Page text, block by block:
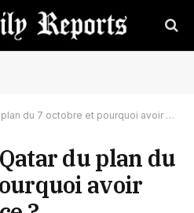
7 octobre et pourquoi avoir gardé le silence ?
du plan du
avoir